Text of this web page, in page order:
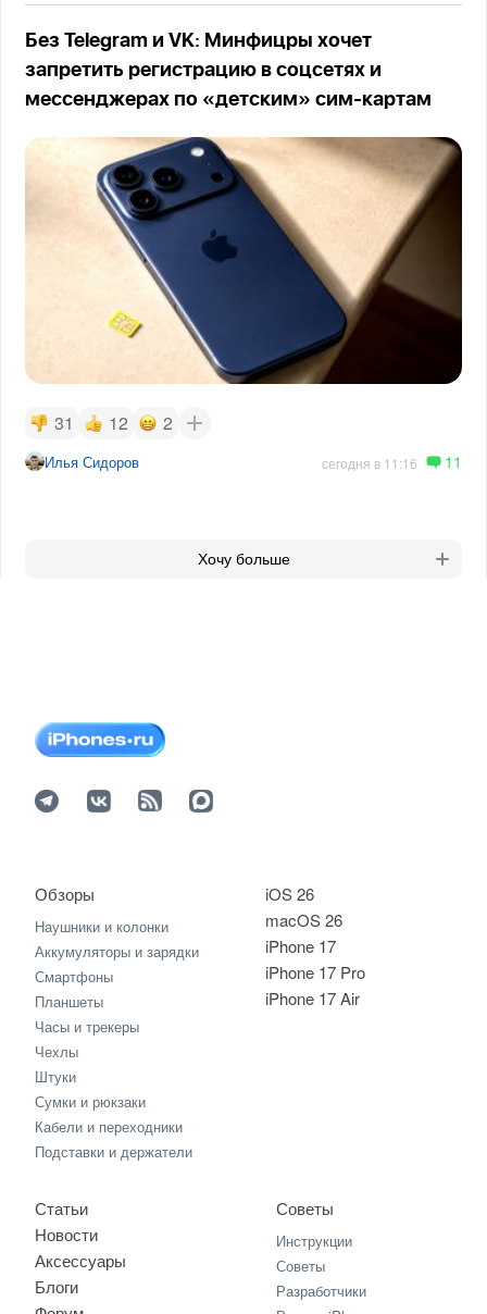
Без Telegram и VK: Минфицры хочет
запретить регистрацию в соцсетях и
мессенджерах по «детским» сим-картам
31 12 2
Илья Сидоров сегодня в 11:16 11
Хочу больше
iOS 26
macOS 26
iPhone 17
iPhone 17 Pro
iPhone 17 Air
Обзоры
Наушники и колонки
Аккумуляторы и зарядки
Смартфоны
Планшеты
Часы и трекеры
Чехлы
Штуки
Сумки и рюкзаки
Кабели и переходники
Подставки и держатели
Статьи
Новости
Аксессуары
Блоги
Советы
Инструкции
Советы
Разработчики